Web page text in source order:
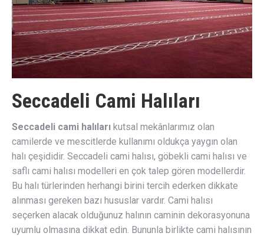
Seccadeli Cami Halıları
Seccadeli cami halıları kutsal mekânlarımız olan
camilerde ve mescitlerde kullanımı oldukça yaygın olan
halı çeşididir. Seccadeli cami halısı, göbekli cami halısı ve
saflı cami halısı modelleri en çok talep gören modellerdir.
Bu halı türlerinden herhangi birini tercih ederken dikkate
alınması gereken bazı hususlar vardır. Cami halısı
seçerken alacak olduğunuz halının caminin dekorasyonuna
uyumlu olmasına dikkat edin. Bununla birlikte cami halısının